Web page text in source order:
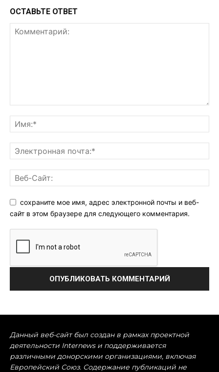
ОСТАВЬТЕ ОТВЕТ
сохраните мое имя, адрес электронной почты и веб-
сайт в этом браузере для следующего комментария.
Данный веб-сайт был создан в рамках проектной
деятельности Internews и поддерживается
различными донорскими организациями, включая
Европейский Союз. Содержание публикаций не